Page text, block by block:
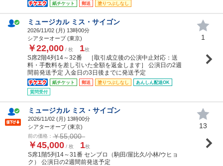
紙チケット 郵送 塗りつぶしなし
ミュージカル ミス・サイゴン
2026/11/02 (月) 13時00分
シアターオーブ (東京)
￥22,000 / 枚 1枚
S席2階4列14～32番 ［取引成立後の公演中止対応：送
料・手数料を差し引いた全額を返金します］ 公演日の2週
間前発送予定 入金日の3日後までに発送予定
紙チケット 郵送 塗りつぶしなし
あんしん配送OK
質問受付
1
ミュージカル ミス・サイゴン
2026/11/02 (月) 13時00分
シアターオーブ (東京)
前の価格： ￥55,000
￥45,000 / 枚 1枚
S席1階5列14～31番 センブロ（駒田/屋比久/小林/ウヒョ
ク） 公演日の2週間前発送予定
13